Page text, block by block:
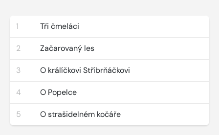
1 Tři čmeláci
2 Začarovaný les
3 O králíčkovi Stříbrňáčkovi
4 O Popelce
5 O strašidelném kočáře